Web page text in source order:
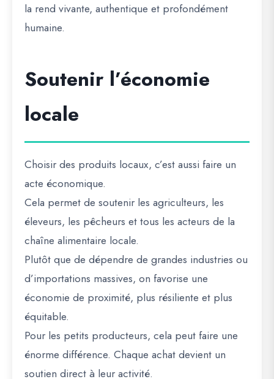
la rend vivante, authentique et profondément
humaine.
Soutenir l’économie
locale
Choisir des produits locaux, c’est aussi faire un
acte économique.
Cela permet de soutenir les agriculteurs, les
éleveurs, les pêcheurs et tous les acteurs de la
chaîne alimentaire locale.
Plutôt que de dépendre de grandes industries ou
d’importations massives, on favorise une
économie de proximité, plus résiliente et plus
équitable.
Pour les petits producteurs, cela peut faire une
énorme différence. Chaque achat devient un
soutien direct à leur activité.